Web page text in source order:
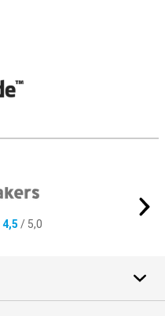
4,5 / 5,0